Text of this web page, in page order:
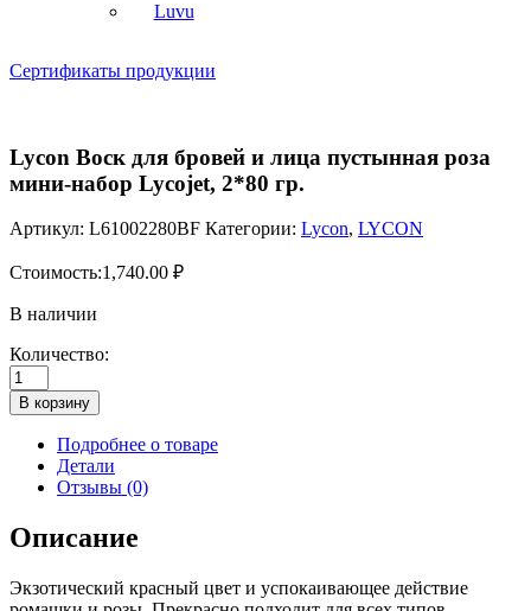
Luvu
Сертификаты продукции
Lycon Воск для бровей и лица пустынная роза
мини-набор Lycojet, 2*80 гр.
Артикул: L61002280BF Категории: Lycon, LYCON
Стоимость:1,740.00 ₽
В наличии
Количество:
Количество
товара
Lycon
Воск
бровей
лица
пустынная
мини-
В корзину
Подробнее о товаре
Детали
Отзывы (0)
Описание
Экзотический красный цвет и успокаивающее действие